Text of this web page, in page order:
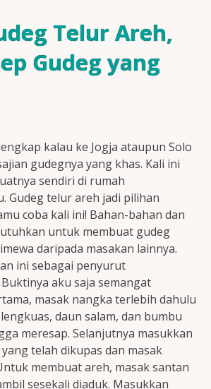
Tahu
Telur Areh,
Gudeg yang
kalau ke Jogja ataupun Solo
gudegnya yang khas. Kali ini
sendiri di rumah
Gudeg telur areh jadi pilihan
coba kali ini! Bahan-bahan dan
untuk membuat gudeg
daripada masakan lainnya.
ini sebagai penyurut
aku saja semangat
masak nangka terlebih dahulu
daun salam, dan bumbu
meresap. Selanjutnya masukkan
telah dikupas dan masak
membuat areh, masak santan
sesekali diaduk. Masukkan